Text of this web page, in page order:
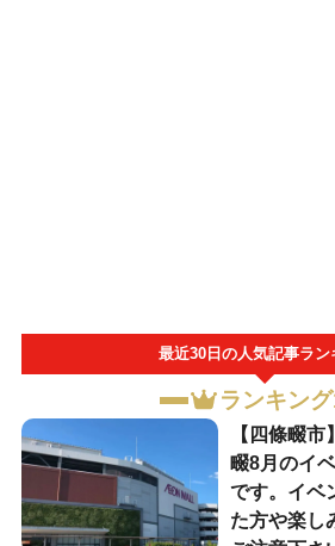
最近30日の人気記事ラン
ランキン
【四條畷
畷8月のイ
です。イベ
た方や楽し